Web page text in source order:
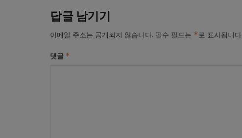
답글 남기기
이메일 주소는 공개되지 않습니다. 필수 필드는 *로 표시됩니다
댓글 *